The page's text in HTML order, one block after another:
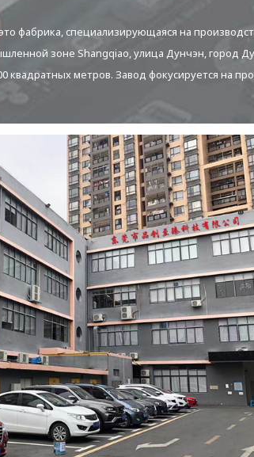
фабрика, специализирующаяся на
зоне Shangqiao, улица Дунчэн, город
метров. Завод фокусируется на